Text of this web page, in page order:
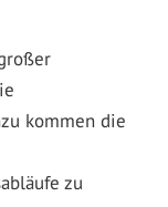
kommen die
zu